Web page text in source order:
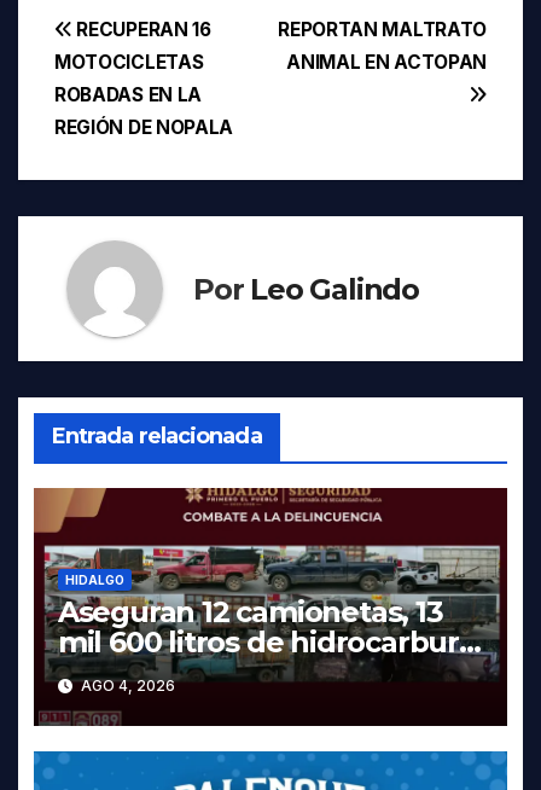
Navegación
de
entradas
REPORTAN MALTRATO
ANIMAL EN ACTOPAN
RECUPERAN 16
MOTOCICLETAS
ROBADAS EN LA
REGIÓN DE NOPALA
Por Leo Galindo
Entrada relacionada
HIDALGO
Aseguran 12 camionetas, 13
mil 600 litros de hidrocarburo
y dos vehículos robados en
Tula
AGO 4, 2026